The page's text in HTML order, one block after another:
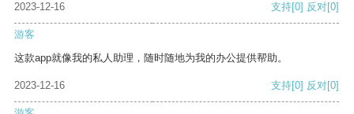
2023-12-16 支持[0] 反对[0]
游客
这款app就像我的私人助理，随时随地为我的办公提供帮助。
2023-12-16 支持[0] 反对[0]